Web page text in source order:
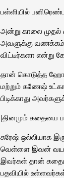
பள்ளியில்
அன்று காலை முதல்
அவளுக்கு வணக்கம்
விட்டீர்களா என்று
தான் கொடுத்த
மற்றும் கணேஷ்
பிடிக்காது
|தினமும் கதையை
சுரேஷ் ஒல்லியாக
வெள்ளை இவன் வயது
இவர்கள் தான்
பதவியில்